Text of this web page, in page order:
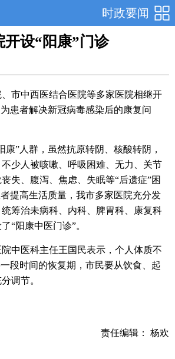
时政要闻
开设“阳康”门诊
市中西医结合医院等多家医院相继开
患者解决新冠病毒感染后的康复问
康”人群，虽然抗原转阴、核酸转阴，
少人被咳嗽、呼吸困难、无力、关节
失、腹泻、焦虑、失眠等“后遗症”困
提高生活质量，我市多家医院充分发
筹治未病科、内科、脾胃科、康复科
“阳康中医门诊”。
中医科主任王国民表示，个人体质不
段时间的恢复期，市民要从饮食、起
调节。
责任编辑： 杨欢